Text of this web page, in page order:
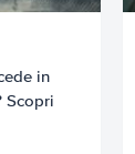
in
Scopri